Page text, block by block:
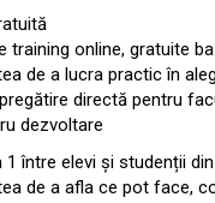
training online, gratuite
de a lucra practic în
directă pentru
dezvoltare
1 între elevi și studenții
de a afla ce pot face,